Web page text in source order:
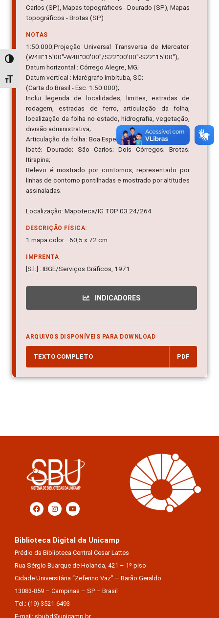
Alternar alto contraste
Alternar tamanho da fonte
Carlos (SP), Mapas topográficos - Dourado (SP), Mapas
topográficos - Brotas (SP)
NOTAS
1:50.000;Projeção Universal Transversa de Mercator.
(W48°15'00"-W48°00'00"/S22°00'00"-S22°15'00");
Datum horizontal : Córrego Alegre, MG;
Datum vertical : Marégrafo Imbituba, SC;
(Carta do Brasil - Esc. 1:50.000);
Inclui legenda de localidades, limites, estradas de
rodagem, estradas de ferro, articulação da folha,
localização da folha no estado, hidrografia, vegetação,
divisão administrativa;
Articulação da folha: Boa Esperança do Sul; Araraquara;
Ibaté; Dourado; São Carlos; Dois Córregos; Brotas;
Itirapina;
Relevo é mostrado por contornos, representado por
linhas de contorno pontilhadas e mostrado por altitudes
assinaladas.
Localização: Mapoteca/IG TOP 03.24/264
DESCRIÇÃO FÍSICA:
1 mapa color. : 60,5 x 72 cm
IMPRENTA
[S.l.] : IBGE/Serviços Gráficos, 1971
INDICADORES
ARQUIVOS DISPONÍVEIS PARA DOWNLOAD
TEXTO COMPLETO PDF
Biblioteca Digital da Unicamp
Prédio da Biblioteca Central Cesar Lattes
Rua Sérgio Buarque de Holanda, 421 – 1º piso
Cidade Universitária “Zeferino Vaz” – Barão Geraldo
13083-859 – Campinas – SP – Brasil
Tel.: (19) 3521-6493
E-mail: sbubd@unicamp.br